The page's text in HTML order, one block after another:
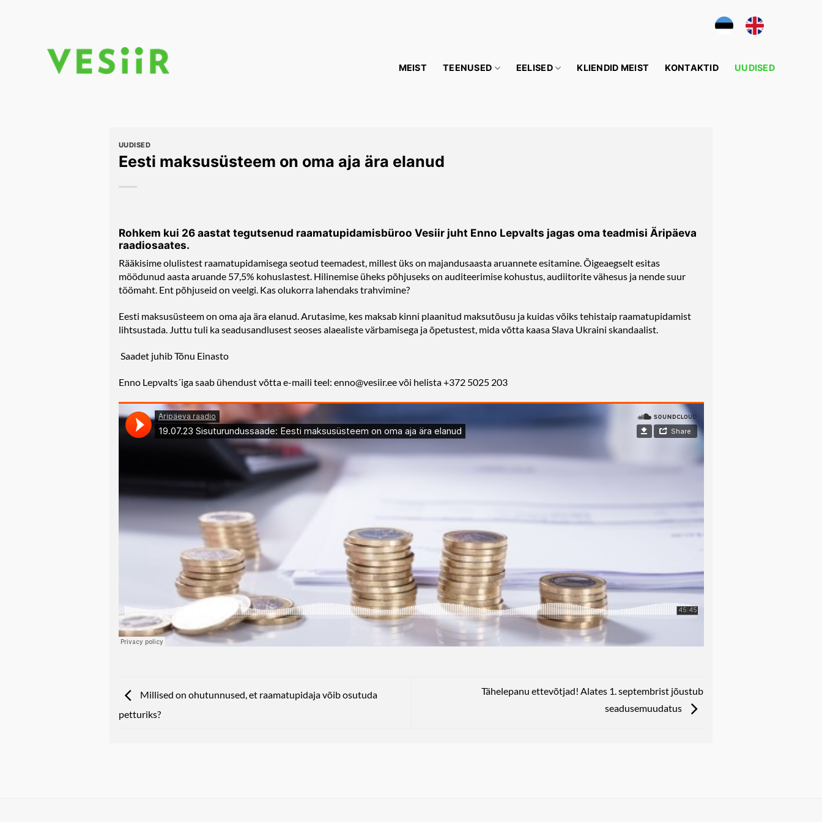
MEIST TEENUSED EELISED KLIENDID MEIST KONTAKTID UUDISED
UUDISED
Eesti maksusüsteem on oma aja ära elanud
Rohkem kui 26 aastat tegutsenud raamatupidamisbüroo Vesiir juht Enno Lepvalts jagas oma teadmisi Äripäeva
raadiosaates.
Rääkisime olulistest raamatupidamisega seotud teemadest, millest üks on majandusaasta aruannete esitamine. Õigeaegselt esitas
möödunud aasta aruande 57,5% kohuslastest. Hilinemise üheks põhjuseks on auditeerimise kohustus, audiitorite vähesus ja nende suur
töömaht. Ent põhjuseid on veelgi. Kas olukorra lahendaks trahvimine?
Eesti maksusüsteem on oma aja ära elanud. Arutasime, kes maksab kinni plaanitud maksutõusu ja kuidas võiks tehistaip raamatupidamist
lihtsustada. Juttu tuli ka seadusandlusest seoses alaealiste värbamisega ja õpetustest, mida võtta kaasa Slava Ukraini skandaalist.
Saadet juhib Tõnu Einasto
Enno Lepvalts´iga saab ühendust võtta e-maili teel: enno@vesiir.ee või helista +372 5025 203
Millised on ohutunnused, et raamatupidaja võib osutuda
petturiks?
Tähelepanu ettevõtjad! Alates 1. septembrist jõustub
seadusemuudatus